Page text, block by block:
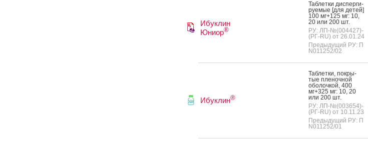
Ибуклин
Юниор®
Таб­летки дис­перги­
ру­емые [для де­тей]
100 мг+125 мг: 10,
20 или 200 шт.
РУ: ЛП-№(004427)-
(РГ-RU) от 26.01.24
Предыдущий РУ: П
N011252/02
Ибуклин®
Таб­летки, пок­ры­
тые пле­ноч­ной
обо­лоч­кой, 400
мг+325 мг: 10, 20
или 200 шт.
РУ: ЛП-№(003654)-
(РГ-RU) от 10.11.23
Предыдущий РУ: П
N011252/01